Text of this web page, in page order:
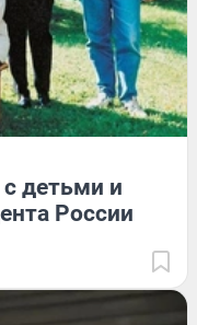
детьми и
России